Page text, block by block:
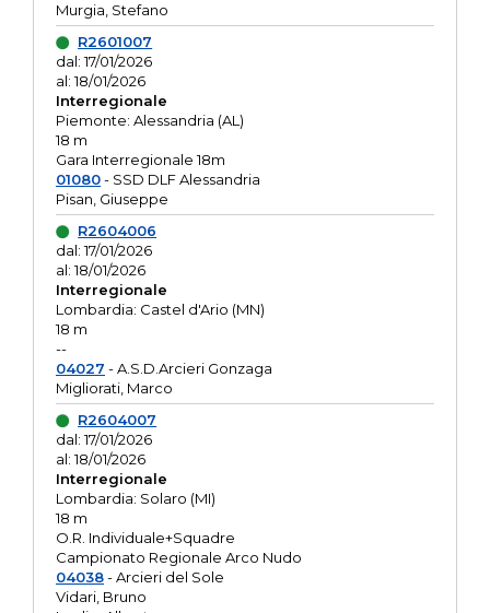
Murgia, Stefano
R2601007
dal: 17/01/2026
al: 18/01/2026
Interregionale
Piemonte: Alessandria (AL)
18 m
Gara Interregionale 18m
01080- SSD DLF Alessandria
Pisan, Giuseppe
R2604006
dal: 17/01/2026
al: 18/01/2026
Interregionale
Lombardia: Castel d'Ario (MN)
18 m
--
04027 - A.S.D.Arcieri Gonzaga
Migliorati, Marco
R2604007
dal: 17/01/2026
al: 18/01/2026
Interregionale
Lombardia: Solaro (MI)
18 m
O.R. Individuale+Squadre
Campionato Regionale Arco Nudo
04038- Arcieri del Sole
Vidari, Bruno